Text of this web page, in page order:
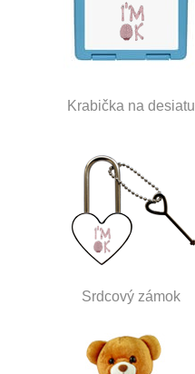
Krabička na desiatu
Srdcový zámok